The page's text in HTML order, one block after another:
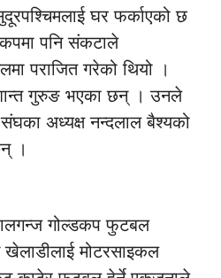
घर फर्काएको छ
पनि संकटाले
पराजित गरेको थियो ।
गुरुङ भएका छन् । उनले
संघका अध्यक्ष नन्दलाल बैश्यको
।
गोल्डकप फुटबल
खेलाडीलाई मोटरसाइकल